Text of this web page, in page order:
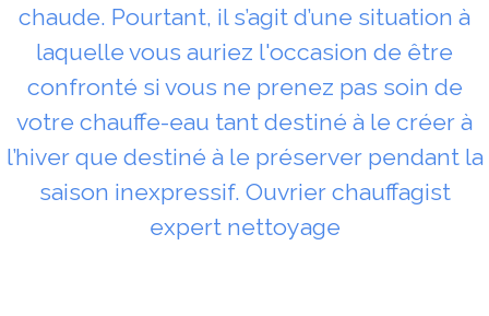
chaude. Pourtant, il s’agit d’une situation à
laquelle vous auriez l'occasion de être
confronté si vous ne prenez pas soin de
votre chauffe-eau tant destiné à le créer à
l’hiver que destiné à le préserver pendant la
saison inexpressif. Ouvrier chauffagist
expert nettoyage